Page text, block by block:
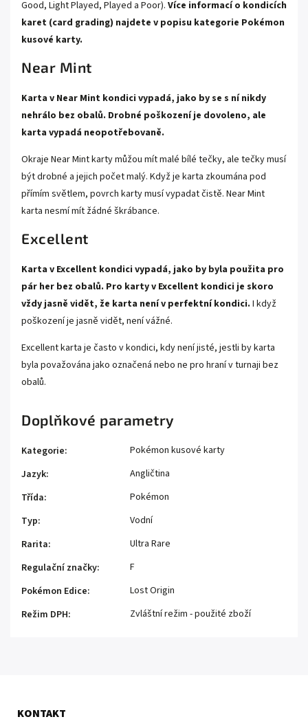
Good, Light Played, Played a Poor). Více informací o kondicích
karet (card grading) najdete v popisu kategorie Pokémon
kusové karty.
Near Mint
Karta v Near Mint kondici vypadá, jako by se s ní nikdy
nehrálo bez obalů. Drobné poškození je dovoleno, ale
karta vypadá neopotřebovaně.
Okraje Near Mint karty můžou mít malé bílé tečky, ale tečky musí
být drobné a jejich počet malý. Když je karta zkoumána pod
přímím světlem, povrch karty musí vypadat čistě. Near Mint
karta nesmí mít žádné škrábance.
Excellent
Karta v Excellent kondici vypadá, jako by byla použita pro
pár her bez obalů. Pro karty v Excellent kondici je skoro
vždy jasně vidět, že karta není v perfektní kondici. I když
poškození je jasně vidět, není vážné.
Excellent karta je často v kondici, kdy není jisté, jestli by karta
byla považována jako označená nebo ne pro hraní v turnaji bez
obalů.
Doplňkové parametry
Kategorie:
Pokémon kusové karty
Jazyk:
Angličtina
Třída:
Pokémon
Typ:
Vodní
Rarita:
Ultra Rare
Regulační značky:
F
Pokémon Edice:
Lost Origin
Režim DPH: Zvláštní režim - použité zboží
KONTAKT